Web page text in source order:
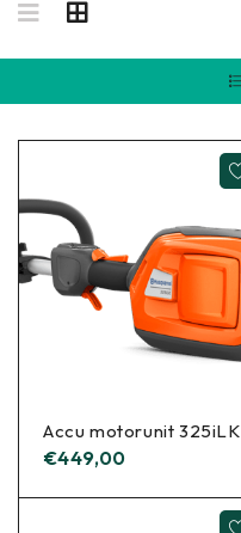
Accu motorunit 325iLK
€449,00